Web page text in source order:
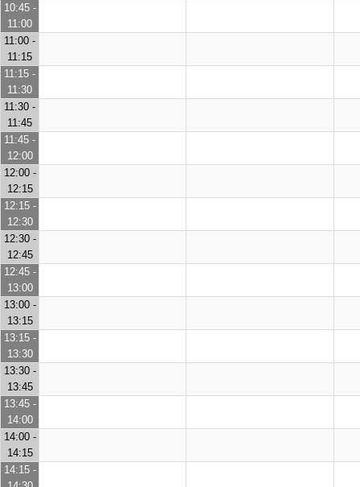
10:45 -
11:00
11:00 -
11:15
11:15 -
11:30
11:30 -
11:45
11:45 -
12:00
12:00 -
12:15
12:15 -
12:30
12:30 -
12:45
12:45 -
13:00
13:00 -
13:15
13:15 -
13:30
13:30 -
13:45
13:45 -
14:00
14:00 -
14:15
14:15 -